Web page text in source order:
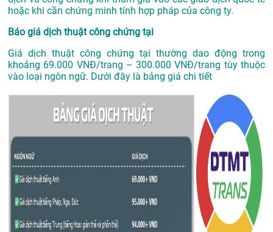
hoặc khi cần chứng minh tính hợp pháp của công ty.
Báo giá dịch thuật công chứng tại
Giá dịch thuật công chứng tại thường dao động trong
khoảng 69.000 VNĐ/trang – 300.000 VNĐ/trang tùy thuộc
vào loại ngôn ngữ. Dưới đây là bảng giá chi tiết